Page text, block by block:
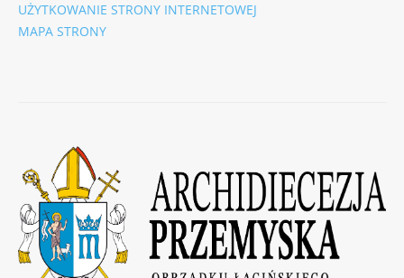
UŻYTKOWANIE STRONY INTERNETOWEJ
MAPA STRONY